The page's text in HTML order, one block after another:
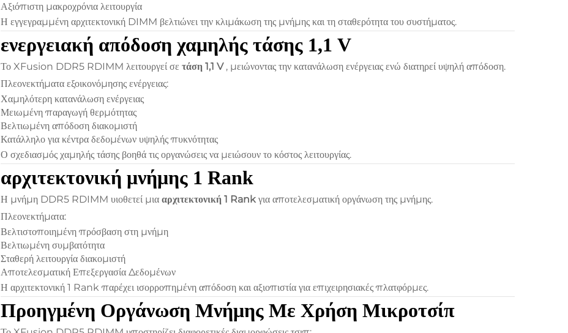
Αξιόπιστη μακροχρόνια λειτουργία
Η εγγεγραμμένη αρχιτεκτονική DIMM βελτιώνει την κλιμάκωση της μνήμης και τη σταθερότητα του συστήματος.
ενεργειακή απόδοση χαμηλής τάσης 1,1 V
Το XFusion DDR5 RDIMM λειτουργεί σε τάση 1,1 V , μειώνοντας την κατανάλωση ενέργειας ενώ διατηρεί υψηλή απόδοση.
Πλεονεκτήματα εξοικονόμησης ενέργειας:
Χαμηλότερη κατανάλωση ενέργειας
Μειωμένη παραγωγή θερμότητας
Βελτιωμένη απόδοση διακομιστή
Κατάλληλο για κέντρα δεδομένων υψηλής πυκνότητας
Ο σχεδιασμός χαμηλής τάσης βοηθά τις οργανώσεις να μειώσουν το κόστος λειτουργίας.
αρχιτεκτονική μνήμης 1 Rank
Η μνήμη DDR5 RDIMM υιοθετεί μια αρχιτεκτονική 1 Rank για αποτελεσματική οργάνωση της μνήμης.
Πλεονεκτήματα:
Βελτιστοποιημένη πρόσβαση στη μνήμη
Βελτιωμένη συμβατότητα
Σταθερή λειτουργία διακομιστή
Αποτελεσματική Επεξεργασία Δεδομένων
Η αρχιτεκτονική 1 Rank παρέχει ισορροπημένη απόδοση και αξιοπιστία για επιχειρησιακές πλατφόρμες.
Προηγμένη Οργάνωση Μνήμης Με Χρήση Μικροτσίπ